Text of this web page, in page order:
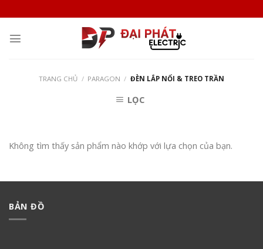
to
content
TRANG CHỦ / PARAGON / ĐÈN LẮP NỔI & TREO TRẦN
LỌC
Không tìm thấy sản phẩm nào khớp với lựa chọn của bạn.
BẢN ĐỒ